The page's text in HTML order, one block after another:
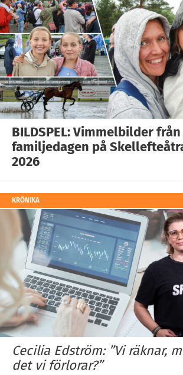
BILDSPEL: Vimmelbilder från
familjedagen på
2026
KRÖNIKA
Cecilia Edström: ”Vi räknar,
det vi förlorar?”